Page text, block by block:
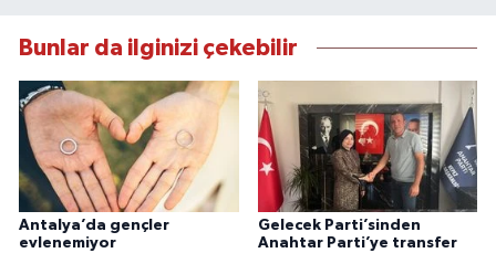
Bunlar da ilginizi çekebilir
Antalya’da gençler
evlenemiyor
Gelecek Parti’sinden
Anahtar Parti’ye transfer